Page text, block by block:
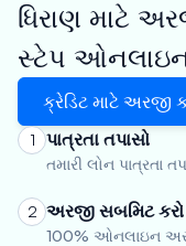
ધિરાણ માટે
સ્ટેપ ઓનલાઇન
ક્રેડિટ માટે અરજી
1 પાત્રતા તપાસો
તમારી લોન પાત્રતા
2 અરજી સબમિટ કરો
100% ઓનલાઇન